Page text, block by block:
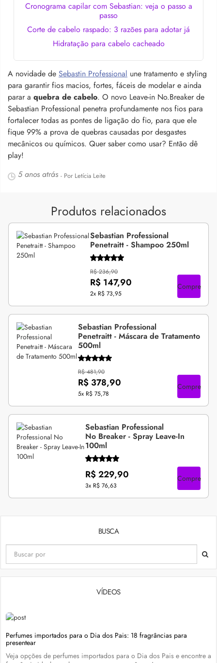
Cronograma capilar com Sebastian: veja o passo a
passo
Corte de cabelo raspado: 3 razões para adotar já
Hidratação para cabelo cacheado
A novidade de Sebastin Professional une tratamento e styling
para garantir fios macios, fortes, fáceis de modelar e ainda
parar a quebra de cabelo. O novo Leave-in No.Breaker de
Sebastian Professional penetra profundamente nos fios para
fortalecer todas as pontes de ligação do fio, para que ele
fique 99% a prova de quebras causadas por desgastes
mecânicos ou químicos. Quer saber como usar? Então dê
play!
5 anos atrás - Por Letícia Leite
Produtos relacionados
Sebastian Professional
Penetraitt - Shampoo 250ml
R$ 236,90
R$ 147,90
2x R$ 73,95
Compre
Sebastian Professional
Penetraitt - Máscara de Tratamento
500ml
R$ 481,90
R$ 378,90
5x R$ 75,78
Compre
Sebastian Professional
No Breaker - Spray Leave-In
100ml
R$ 229,90
3x R$ 76,63
Compre
BUSCA
VÍDEOS
Perfumes importados para o Dia dos Pais: 18 fragrâncias para
presentear
Veja opções de perfumes importados para o Dia dos Pais e encontre a